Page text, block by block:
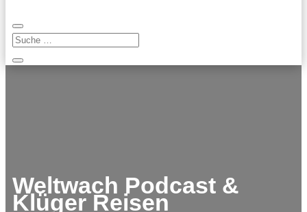
Weltwach Podcast &
Klüger Reisen